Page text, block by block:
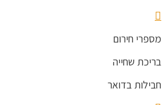
מספרי חירום
בריכת שחייה
חבילות בדואר